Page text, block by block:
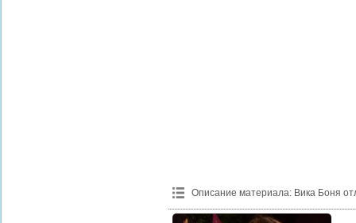
Описание материала: Вика Боня